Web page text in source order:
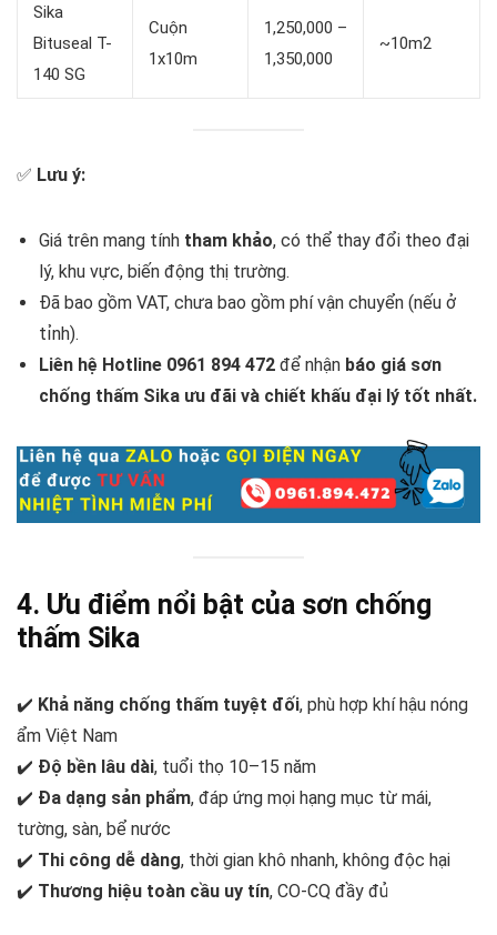
Sika
Bituseal T-
140 SG
Cuộn
1x10m
1,250,000 –
1,350,000
~10m2
✅ Lưu ý:
Giá trên mang tính tham khảo, có thể thay đổi theo đại
lý, khu vực, biến động thị trường.
Đã bao gồm VAT, chưa bao gồm phí vận chuyển (nếu ở
tỉnh).
Liên hệ Hotline 0961 894 472 để nhận báo giá sơn
chống thấm Sika ưu đãi và chiết khấu đại lý tốt nhất.
4. Ưu điểm nổi bật của sơn chống
thấm Sika
✔️ Khả năng chống thấm tuyệt đối, phù hợp khí hậu nóng
ẩm Việt Nam
✔️ Độ bền lâu dài, tuổi thọ 10–15 năm
✔️ Đa dạng sản phẩm, đáp ứng mọi hạng mục từ mái,
tường, sàn, bể nước
✔️ Thi công dễ dàng, thời gian khô nhanh, không độc hại
✔️ Thương hiệu toàn cầu uy tín, CO-CQ đầy đủ